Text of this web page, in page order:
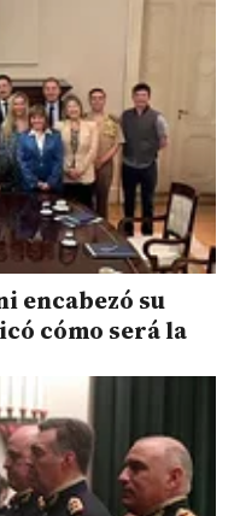
encabezó su
cómo será la